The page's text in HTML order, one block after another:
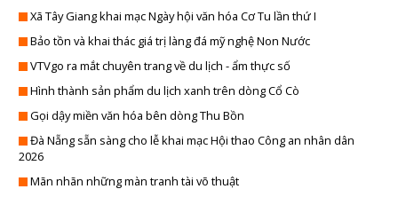
NÔNG THÔN MỚI MIỀN NÚI XỨ
NGƯỜI CÓ UY TIN VÙNG
NÔNG DÂN ĐÀ
PHỤ NỮ VÀ PHÁT
QUỐC PHÒNG TOÀN
THỜI SỰ PHÁT THANH
THỜI SỰ PHÁT THANH
THỜI SỰ PHÁT THANH
BA NÔNG BỐN
CHÍNH QUYỀN VỚI NGƯỜI
Xã Tây Giang khai mạc Ngày hội văn hóa Cơ Tu lần thứ I
Bảo tồn và khai thác giá trị làng đá mỹ nghệ Non Nước
VTVgo ra mắt chuyên trang về du lịch - ẩm thực số
Hình thành sản phẩm du lịch xanh trên dòng Cổ Cò
Gọi dậy miền văn hóa bên dòng Thu Bồn
Đà Nẵng sẵn sàng cho lễ khai mạc Hội thao Công an nhân dân
2026
Mãn nhãn những màn tranh tài võ thuật